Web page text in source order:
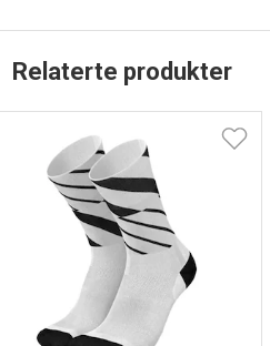
Relaterte produkter